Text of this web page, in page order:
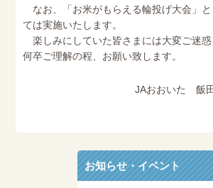
お知らせ・イベント
なお、「お米がもらえる輪投げ大会」
ては実施いたします。
楽しみにしていた皆さまには大変ご迷
何卒ご理解の程、お願い致します。
JAおおいた 飯